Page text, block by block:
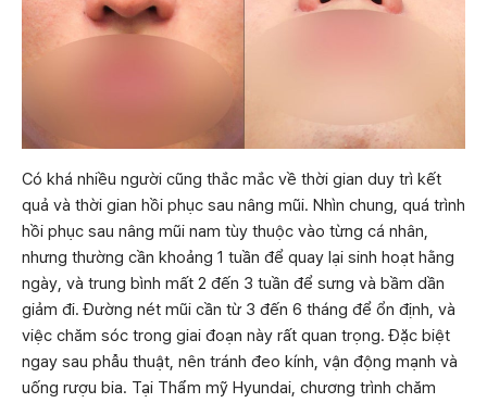
Có khá nhiều người cũng thắc mắc về thời gian duy trì kết
quả và thời gian hồi phục sau nâng mũi. Nhìn chung, quá trình
hồi phục sau nâng mũi nam tùy thuộc vào từng cá nhân,
nhưng thường cần khoảng 1 tuần để quay lại sinh hoạt hằng
ngày, và trung bình mất 2 đến 3 tuần để sưng và bầm dần
giảm đi. Đường nét mũi cần từ 3 đến 6 tháng để ổn định, và
việc chăm sóc trong giai đoạn này rất quan trọng. Đặc biệt
ngay sau phẫu thuật, nên tránh đeo kính, vận động mạnh và
uống rượu bia. Tại Thẩm mỹ Hyundai, chương trình chăm